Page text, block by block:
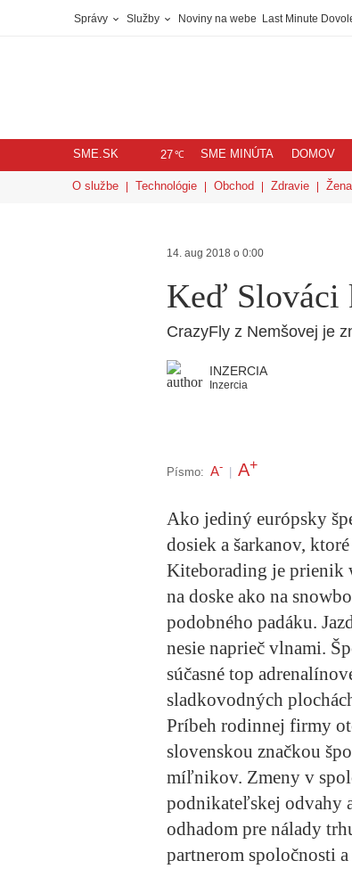
Správy Služby Noviny na webe Last Minute
SME.SK 27℃ SME MINÚTA DOMOV
O službe Technológie Obchod Zdravie
14. aug 2018 o 0:00
Keď Slováci
CrazyFly z Nemšovej je
INZERCIA
Inzercia
Písmo: A- A+
Ako jediný európsky
dosiek a šarkanov,
Kiteborading je prienik
na doske ako na
podobného padáku.
nesie naprieč vlnami.
súčasné top
sladkovodných
Príbeh rodinnej firmy
slovenskou značkou
míľnikov. Zmeny v
podnikateľskej odvahy
odhadom pre nálady
partnerom spoločnosti